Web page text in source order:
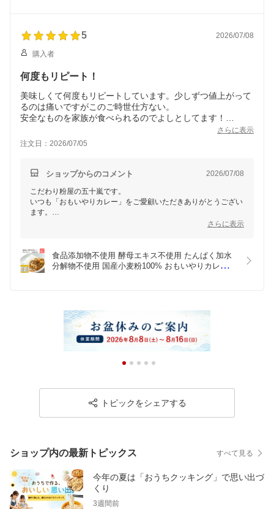
またのご利用を心よりお待ちしております。
ていただけて何よりです。
これからも、毎日の朝食やおやつの時間に安心してお使いいただ
ります。
今後とも「こだわり粉屋」をよろしくお願いいたします。
またのご利用を心よりお待ちしております。
メ
5 2026/07/08
購入者
何度もリピート！
美味しくて何度もリピートしています。少しずつ値上がって
るのは痛いですがこのご時世仕方ない。
安全なものを家族が食べられるのでよしとしてます！
さらに表示
注文日：2026/07/05
ショップからのコメント 2026/07/08
こだわり粉屋の五十嵐です。
いつも「おもいやりカレー」をご愛顧いただきありがとうござい
ます。
ございます。
「もう市販のルゥには戻れません」とのお言葉は、私どもにとっ
て何より嬉しく、大変励みになります。
原材料価格などの高騰が続く中ではございますが、そのような中
でも「家族に安全なものを食べてもらいたい」というお気持ちで
お選びいただけていることに、心より感謝申し上げます。
これからも、ご家族皆さまに安心して美味しく召し上がっていた
だける商品をお届けできるよう、品質を大切にしながら努めてま
またのご利用を心よりお待ちしております。
さらに表示
食品添加物不使用 酵母エキス不使用 たんぱく加水
分解物不使用 国産小麦粉100% おもいやりカレー 2
トピックをシェアする
ショップ内の最新トピックス すべて見る
今年の夏は「おうちクッキング」で思い出づ
くり
3週間前